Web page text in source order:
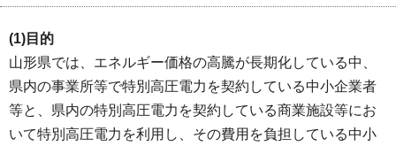
(1)目的
山形県では、エネルギー価格の高騰が長期化している中、
県内の事業所等で特別高圧電力を契約している中小企業者
等と、県内の特別高圧電力を契約している商業施設等にお
いて特別高圧電力を利用し、その費用を負担している中小